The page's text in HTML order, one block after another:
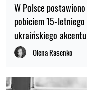
W Polsce
pobiciem 15-
ukraińskiego akcentu
Olena Rasenko